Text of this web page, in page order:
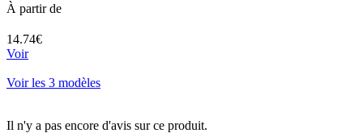
À partir de
14.74€
Voir
Voir les 3 modèles
Il n'y a pas encore d'avis sur ce produit.